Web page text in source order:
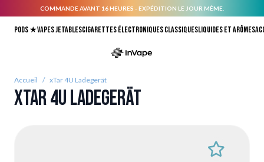
COMMANDE AVANT 16 HEURES - EXPÉDITION LE JOUR MÊME.
Pods ★Vapes jetablesCigarettes électroniques classiquesLiquides et arômes
Accueil / xTar 4U Ladegerät
xTar 4U Ladegerät